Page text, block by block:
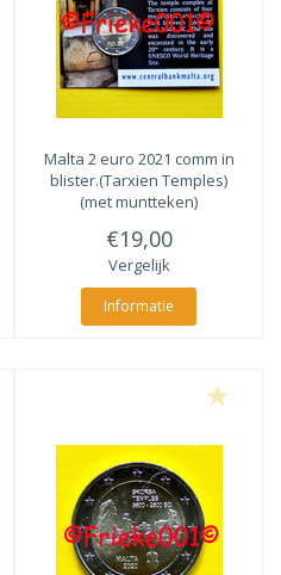
Malta 2 euro 2021 comm in
blister.(Tarxien Temples)
(met muntteken)
€19,00
Vergelijk
Informatie